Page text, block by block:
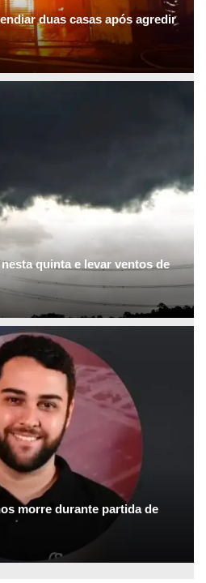
duas casas após agredir
quinta e levar ventos de
morre durante partida de